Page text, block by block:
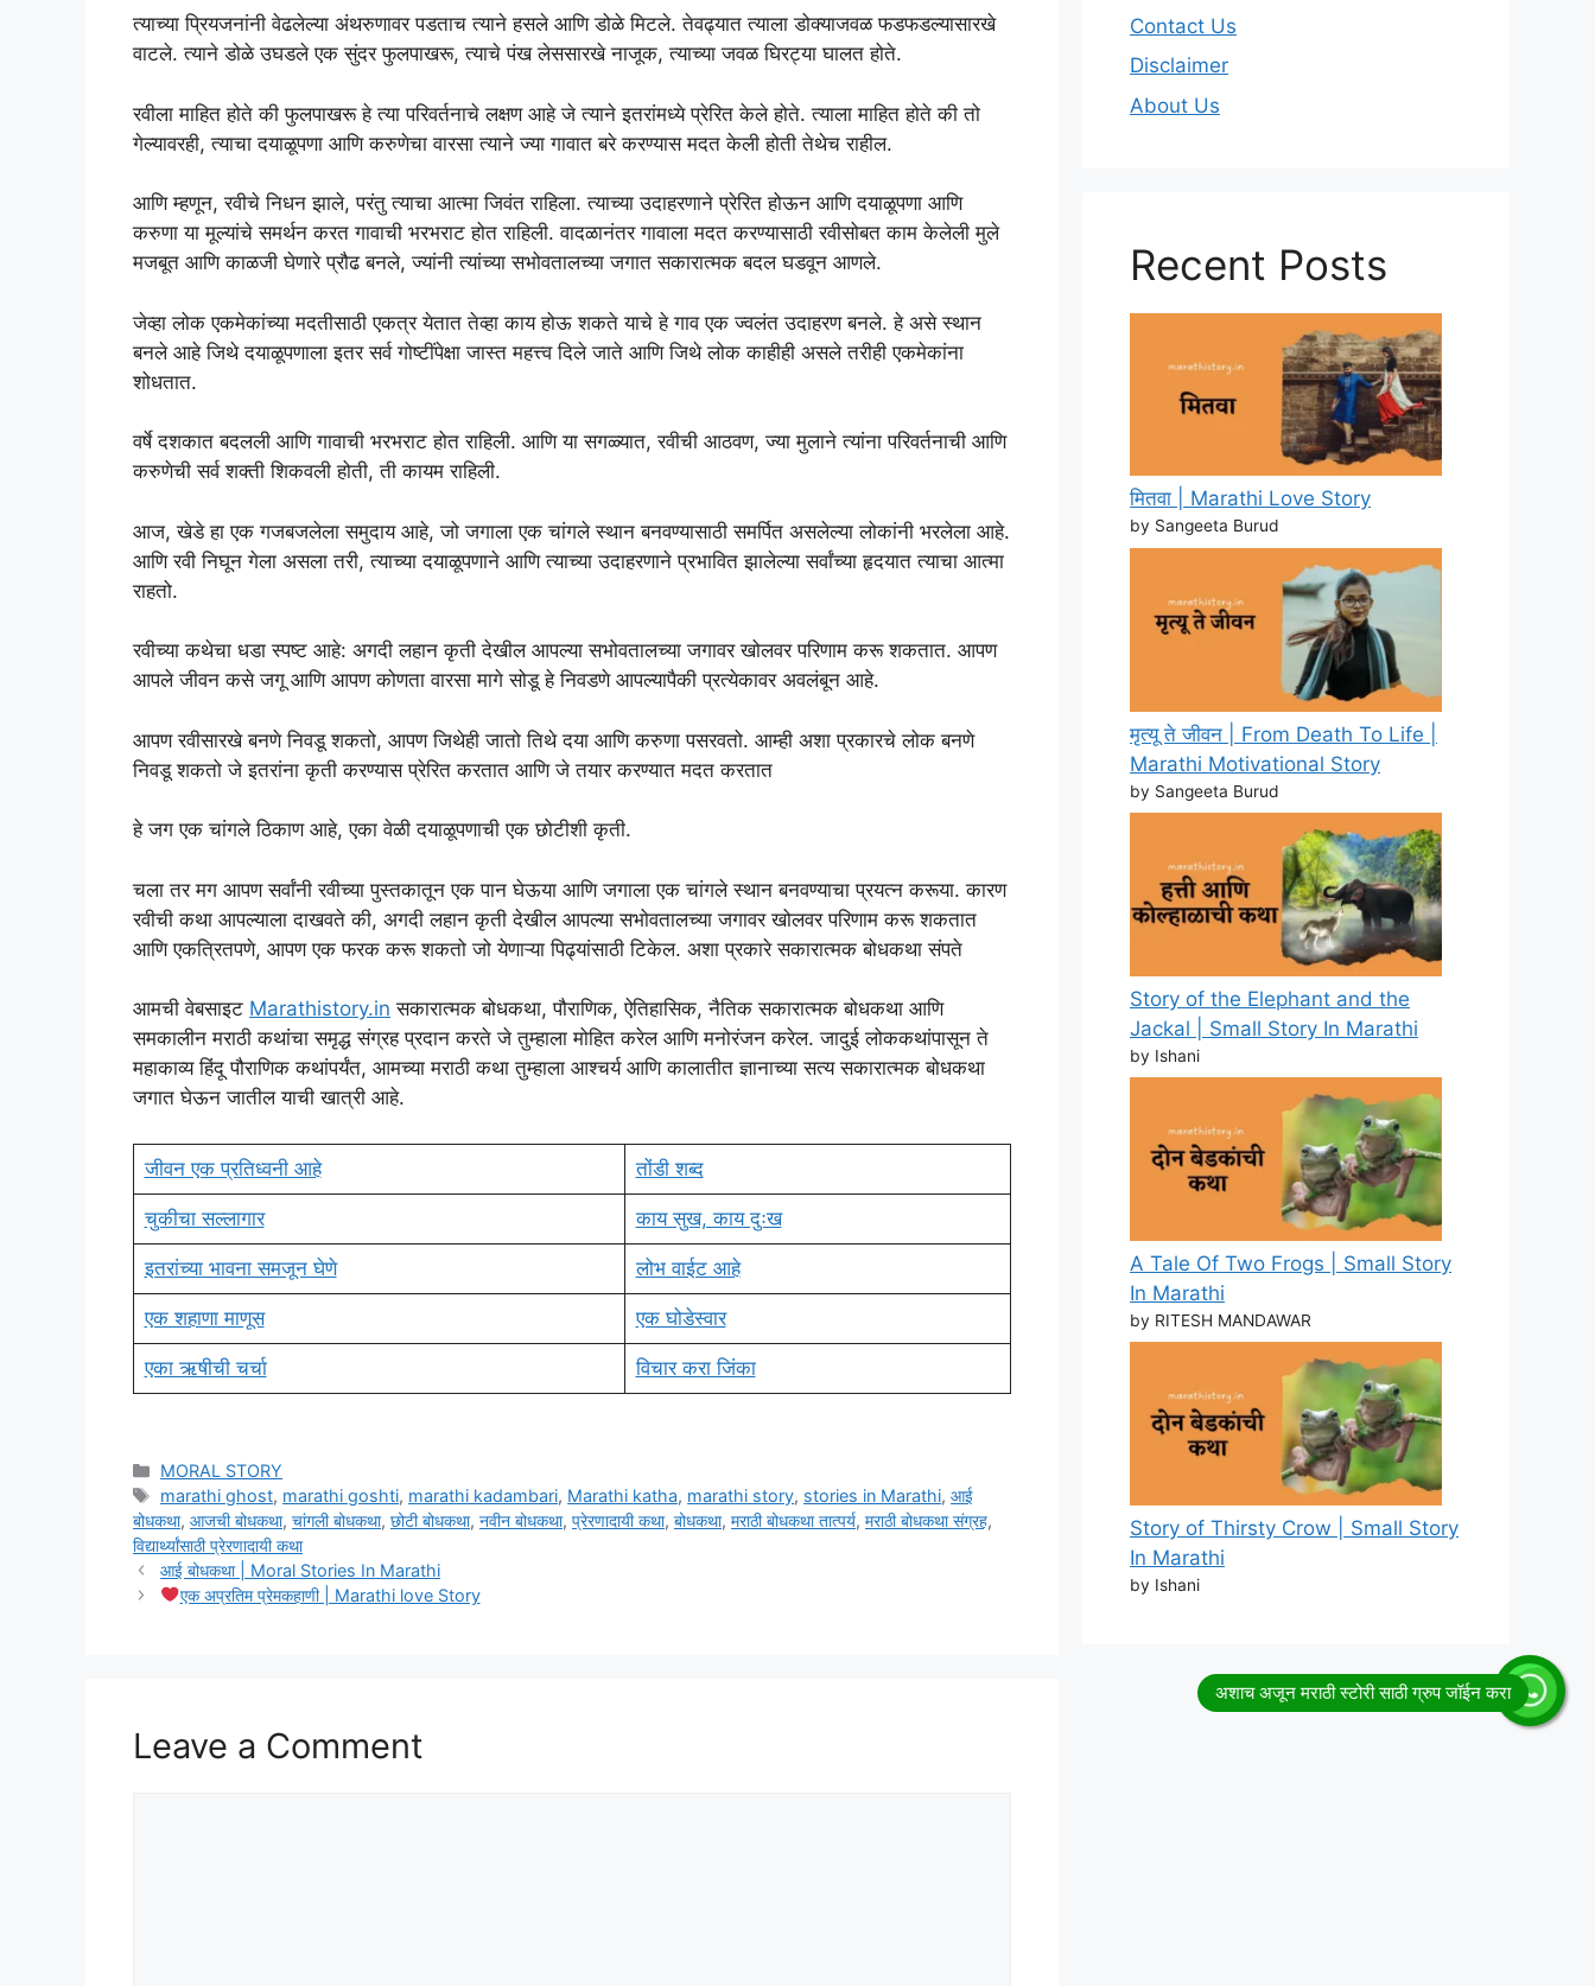
त्याच्या प्रियजनांनी वेढलेल्या अंथरुणावर पडताच त्याने हसले आणि डोळे मिटले. तेवढ्यात त्याला डोक्याजवळ फडफडल्यासारखे
वाटले. त्याने डोळे उघडले एक सुंदर फुलपाखरू, त्याचे पंख लेससारखे नाजूक, त्याच्या जवळ घिरट्या घालत होते.
रवीला माहित होते की फुलपाखरू हे त्या परिवर्तनाचे लक्षण आहे जे त्याने इतरांमध्ये प्रेरित केले होते. त्याला माहित होते की तो
गेल्यावरही, त्याचा दयाळूपणा आणि करुणेचा वारसा त्याने ज्या गावात बरे करण्यास मदत केली होती तेथेच राहील.
आणि म्हणून, रवीचे निधन झाले, परंतु त्याचा आत्मा जिवंत राहिला. त्याच्या उदाहरणाने प्रेरित होऊन आणि दयाळूपणा आणि
करुणा या मूल्यांचे समर्थन करत गावाची भरभराट होत राहिली. वादळानंतर गावाला मदत करण्यासाठी रवीसोबत काम केलेली मुले
मजबूत आणि काळजी घेणारे प्रौढ बनले, ज्यांनी त्यांच्या सभोवतालच्या जगात सकारात्मक बदल घडवून आणले.
जेव्हा लोक एकमेकांच्या मदतीसाठी एकत्र येतात तेव्हा काय होऊ शकते याचे हे गाव एक ज्वलंत उदाहरण बनले. हे असे स्थान
बनले आहे जिथे दयाळूपणाला इतर सर्व गोष्टींपेक्षा जास्त महत्त्व दिले जाते आणि जिथे लोक काहीही असले तरीही एकमेकांना
शोधतात.
वर्षे दशकात बदलली आणि गावाची भरभराट होत राहिली. आणि या सगळ्यात, रवीची आठवण, ज्या मुलाने त्यांना परिवर्तनाची आणि
करुणेची सर्व शक्ती शिकवली होती, ती कायम राहिली.
आज, खेडे हा एक गजबजलेला समुदाय आहे, जो जगाला एक चांगले स्थान बनवण्यासाठी समर्पित असलेल्या लोकांनी भरलेला आहे.
आणि रवी निघून गेला असला तरी, त्याच्या दयाळूपणाने आणि त्याच्या उदाहरणाने प्रभावित झालेल्या सर्वांच्या हृदयात त्याचा आत्मा
राहतो.
रवीच्या कथेचा धडा स्पष्ट आहे: अगदी लहान कृती देखील आपल्या सभोवतालच्या जगावर खोलवर परिणाम करू शकतात. आपण
आपले जीवन कसे जगू आणि आपण कोणता वारसा मागे सोडू हे निवडणे आपल्यापैकी प्रत्येकावर अवलंबून आहे.
आपण रवीसारखे बनणे निवडू शकतो, आपण जिथेही जातो तिथे दया आणि करुणा पसरवतो. आम्ही अशा प्रकारचे लोक बनणे
निवडू शकतो जे इतरांना कृती करण्यास प्रेरित करतात आणि जे तयार करण्यात मदत करतात
हे जग एक चांगले ठिकाण आहे, एका वेळी दयाळूपणाची एक छोटीशी कृती.
चला तर मग आपण सर्वांनी रवीच्या पुस्तकातून एक पान घेऊया आणि जगाला एक चांगले स्थान बनवण्याचा प्रयत्न करूया. कारण
रवीची कथा आपल्याला दाखवते की, अगदी लहान कृती देखील आपल्या सभोवतालच्या जगावर खोलवर परिणाम करू शकतात
आणि एकत्रितपणे, आपण एक फरक करू शकतो जो येणाऱ्या पिढ्यांसाठी टिकेल. अशा प्रकारे सकारात्मक बोधकथा संपते
आमची वेबसाइट Marathistory.in सकारात्मक बोधकथा, पौराणिक, ऐतिहासिक, नैतिक सकारात्मक बोधकथा आणि
समकालीन मराठी कथांचा समृद्ध संग्रह प्रदान करते जे तुम्हाला मोहित करेल आणि मनोरंजन करेल. जादुई लोककथांपासून ते
महाकाव्य हिंदू पौराणिक कथांपर्यंत, आमच्या मराठी कथा तुम्हाला आश्चर्य आणि कालातीत ज्ञानाच्या सत्य सकारात्मक बोधकथा
जगात घेऊन जातील याची खात्री आहे.
जीवन एक प्रतिध्वनी आहे तोंडी शब्द
चुकीचा सल्लागार काय सुख, काय दुःख
इतरांच्या भावना समजून घेणे लोभ वाईट आहे
एक शहाणा माणूस एक घोडेस्वार
एका ऋषीची चर्चा विचार करा जिंका
Categories
MORAL STORY
Tags
marathi ghost, marathi goshti, marathi kadambari, Marathi katha, marathi story, stories in Marathi,आई
बोधकथा, आजची बोधकथा, चांगली बोधकथा, छोटी बोधकथा, नवीन बोधकथा, प्रेरणादायी कथा, बोधकथा, मराठी बोधकथा तात्पर्य, मराठी बोधकथा संग्रह,
विद्यार्थ्यांसाठी प्रेरणादायी कथा
आई बोधकथा | Moral Stories In Marathi
एक अप्रतिम प्रेमकहाणी | Marathi love Story
Leave a Comment
Contact Us
Disclaimer
About Us
Recent Posts
मितवा | Marathi Love Story
by Sangeeta Burud
मृत्यू ते जीवन | From Death To Life |
Marathi Motivational Story
by Sangeeta Burud
Story of the Elephant and the
Jackal | Small Story In Marathi
by Ishani
A Tale Of Two Frogs | Small Story
In Marathi
by RITESH MANDAWAR
Story of Thirsty Crow | Small Story
In Marathi
by Ishani